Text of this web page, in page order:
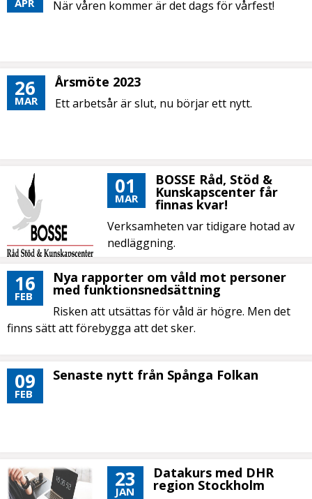
APR När våren kommer är det dags för vårfest!
26
MAR
Årsmöte 2023
Ett arbetsår är slut, nu börjar ett nytt.
01
MAR
BOSSE Råd, Stöd &
Kunskapscenter får
finnas kvar!
Verksamheten var tidigare hotad av
nedläggning.
16
FEB
Nya rapporter om våld mot personer
med funktionsnedsättning
Risken att utsättas för våld är högre. Men det
finns sätt att förebygga att det sker.
09
FEB
Senaste nytt från Spånga Folkan
23
JAN
Datakurs med DHR
region Stockholm